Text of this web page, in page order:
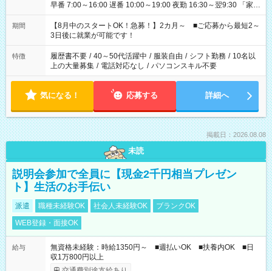
早番 7:00～16:00 遅番 10:00～19:00 夜勤 16:30～翌9:30 「家族
と休みを合わせたい」 「余裕を持って夕飯の準備がしたい」
「できれば残業はしたくない」 など、ご希望を教えてください
ね。 ※Wワーク希望の方へ 今ご覧のお仕事で希望する勤務時間
と、もう1つのお仕事の勤務時間。 合計で週40時間を超える場
合は応募できません。
期間
【8月中のスタートOK！急募！】2カ月～ ■ご応募から最短2～
3日後に就業が可能です！
特徴 履歴書不要 / 40～50代活躍中 / 服装自由 / シフト勤務 / 10名以
上の大量募集 / 電話対応なし / パソコンスキル不要
気になる！ 応募する 詳細へ
掲載日：2026.08.08
未読
説明会参加で全員に【現金2千円相当プレゼン
ト】生活のお手伝い
派遣 職種未経験OK 社会人未経験OK
ブランクOK
WEB登録・面接OK
給与
無資格未経験：時給1350円～ ■週払いOK ■扶養内OK ■日
収1万800円以上